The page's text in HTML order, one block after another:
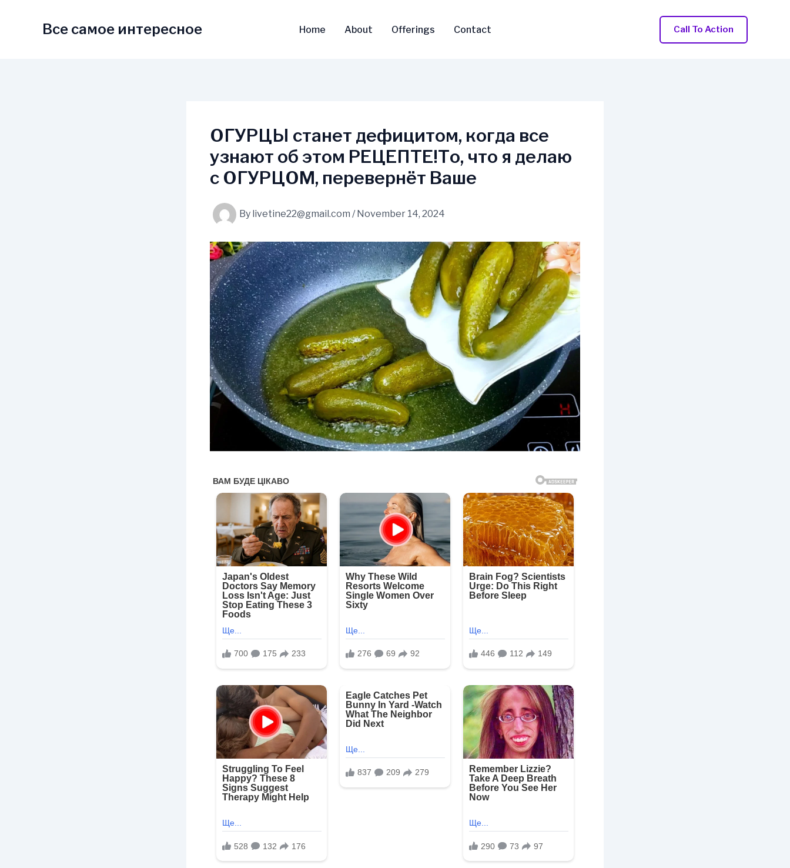
Все самое интересное Home About Offerings Contact Call To Action
ОГУРЦЫ станет дефицитом, когда все
узнают об этом РЕЦЕПТЕ!То, что я делаю
с ОГУРЦОМ, перевернёт Ваше
By livetine22@gmail.com / November 14, 2024